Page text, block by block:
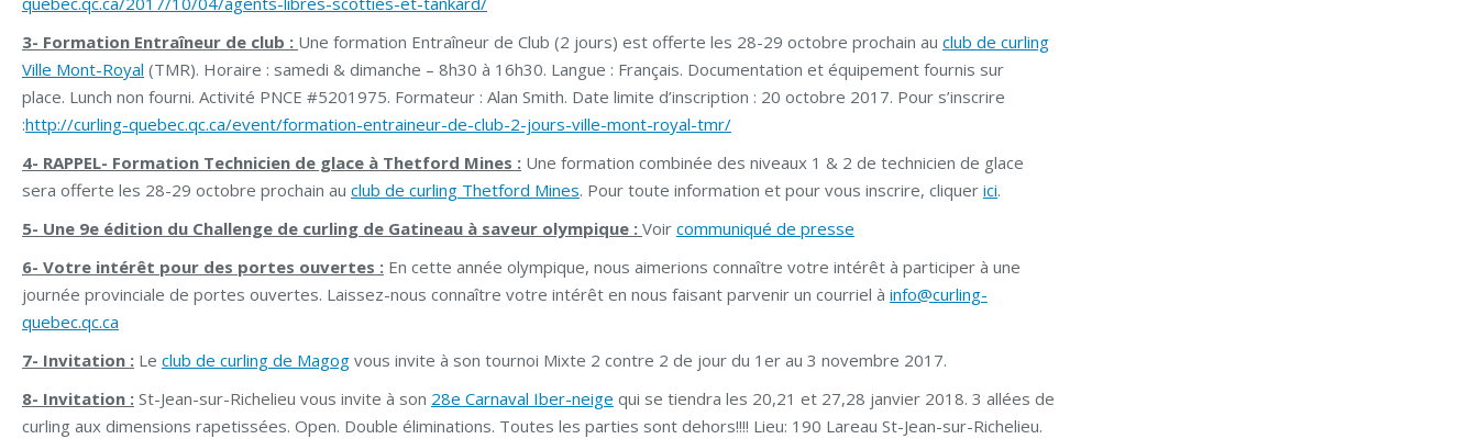
3- Formation Entraîneur de club : Une formation Entraîneur de Club (2 jours) est offerte les 28-29 octobre prochain au club de curling
Ville Mont-Royal (TMR). Horaire : samedi & dimanche – 8h30 à 16h30. Langue : Français. Documentation et équipement fournis sur
place. Lunch non fourni. Activité PNCE #5201975. Formateur : Alan Smith. Date limite d’inscription : 20 octobre 2017. Pour s’inscrire
:http://curling-quebec.qc.ca/event/formation-entraineur-de-club-2-jours-ville-mont-royal-tmr/
4- RAPPEL- Formation Technicien de glace à Thetford Mines : Une formation combinée des niveaux 1 & 2 de technicien de glace
sera offerte les 28-29 octobre prochain au club de curling Thetford Mines. Pour toute information et pour vous inscrire, cliquer ici.
5- Une 9e édition du Challenge de curling de Gatineau à saveur olympique : Voir communiqué de presse
6- Votre intérêt pour des portes ouvertes : En cette année olympique, nous aimerions connaître votre intérêt à participer à une
journée provinciale de portes ouvertes. Laissez-nous connaître votre intérêt en nous faisant parvenir un courriel à info@curling-
quebec.qc.ca
7- Invitation : Le club de curling de Magog vous invite à son tournoi Mixte 2 contre 2 de jour du 1er au 3 novembre 2017.
8- Invitation : St-Jean-sur-Richelieu vous invite à son 28e Carnaval Iber-neige qui se tiendra les 20,21 et 27,28 janvier 2018. 3 allées de
curling aux dimensions rapetissées. Open. Double éliminations. Toutes les parties sont dehors!!!! Lieu: 190 Lareau St-Jean-sur-Richelieu.